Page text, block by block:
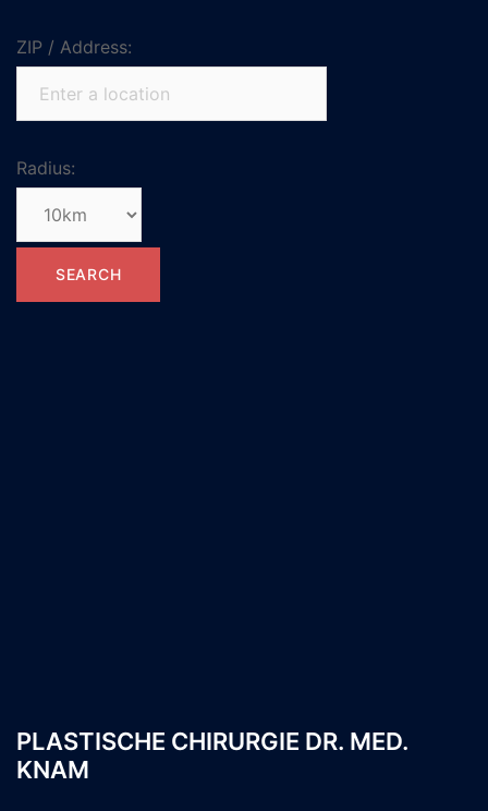
ZIP / Address:
Radius:
PLASTISCHE CHIRURGIE DR. MED.
KNAM